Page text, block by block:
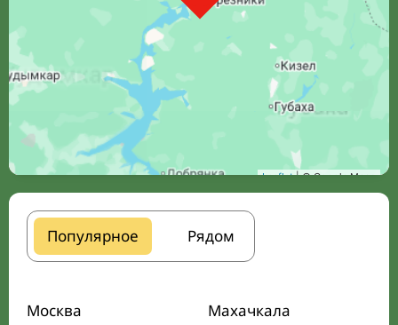
Leaflet| © Google Maps
Популярное Рядом
Москва
Махачкала